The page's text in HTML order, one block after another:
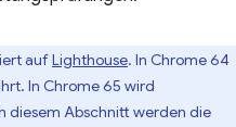
aufLighthouse. In Chrome 64
In Chrome 65 wird
diesem Abschnitt werden die